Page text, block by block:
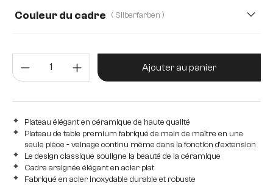
Couleur du cadre ( Silberfarben )
Quantité de produit : Entrez la
Ajouter au panier
Plateau élégant en céramique de haute qualité
Plateau de table premium fabriqué de main de maître en une
seule pièce - veinage continu même dans la fonction d'extension
Le design classique souligne la beauté de la céramique
Cadre araignée élégant en acier plat
Fabriqué en acier inoxydable durable et robuste